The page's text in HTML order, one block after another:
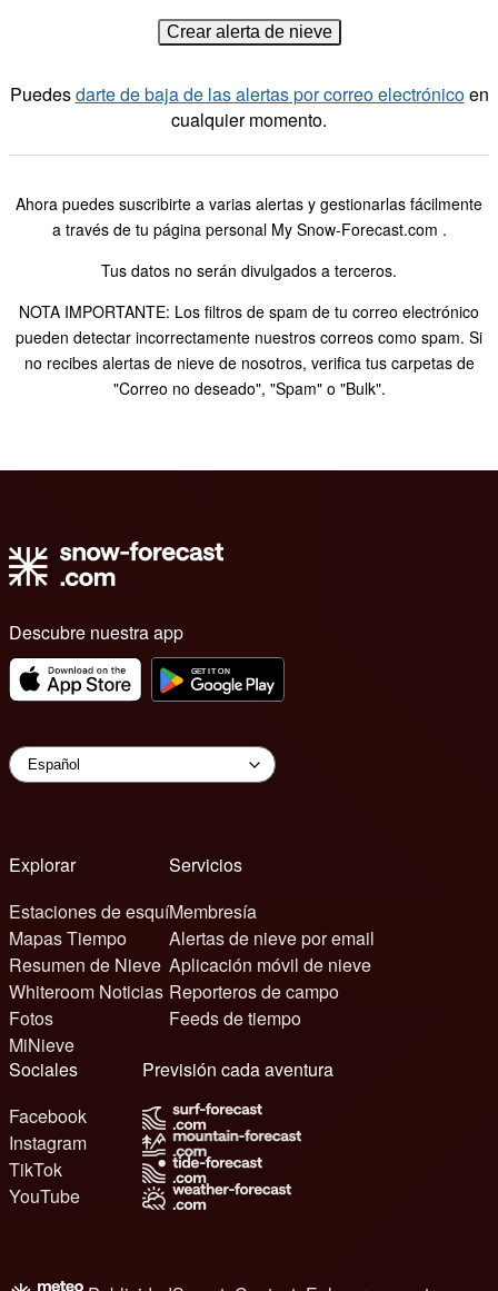
Puedesdarte de baja de las alertas por correo electrónicoen
cualquier momento.
Ahora puedes suscribirte a varias alertas y gestionarlas fácilmente
a través de tu página personal My Snow-Forecast.com .
Tus datos no serán divulgados a terceros.
NOTA IMPORTANTE: Los filtros de spam de tu correo electrónico
pueden detectar incorrectamente nuestros correos como spam. Si
no recibes alertas de nieve de nosotros, verifica tus carpetas de
"Correo no deseado", "Spam" o "Bulk".
Descubre nuestra app
Explorar
Estaciones de esquí
Mapas Tiempo
Resumen de Nieve
Whiteroom Noticias
Fotos
MiNieve
Servicios
Membresía
Alertas de nieve por email
Aplicación móvil de nieve
Reporteros de campo
Feeds de tiempo
Sociales
Facebook
Instagram
TikTok
YouTube
Previsión cada aventura